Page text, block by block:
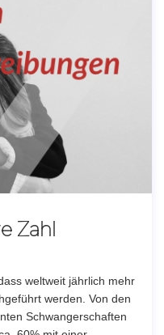
Zahl
weltweit jährlich mehr
werden. Von den
Schwangerschaften